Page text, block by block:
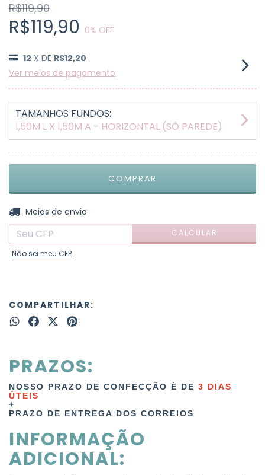
R$119,90
R$119,90 0% OFF
12 X DE R$12,20
Ver meios de pagamento
TAMANHOS FUNDOS:
1,50M L X 1,50M A - HORIZONTAL (SÓ PAREDE)
Entregas para o CEP:
Meios de envio
CALCULAR
Não sei meu CEP
COMPARTILHAR:
PRAZOS:
NOSSO PRAZO DE CONFECÇÃO É DE 3 DIAS
ÚTEIS
+
PRAZO DE ENTREGA DOS CORREIOS
INFORMAÇÃO
ADICIONAL: